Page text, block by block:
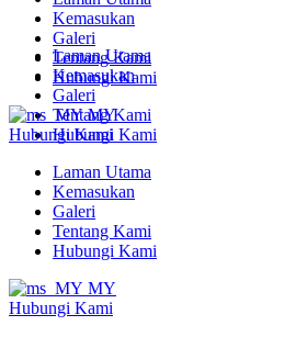
Laman Utama
Kemasukan
Galeri
Tentang Kami
Hubungi Kami
Laman Utama
Kemasukan
Galeri
Tentang Kami
Hubungi Kami
MY
Hubungi Kami
Kemasukan
Galeri
Tentang Kami
Hubungi Kami
MY
Hubungi Kami